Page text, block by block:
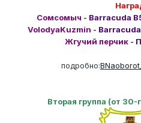
Сомсомыч - Barracuda
VolodyaKuzmin -
Жгучий перчик -
подробно:
Вторая группа (от 30-